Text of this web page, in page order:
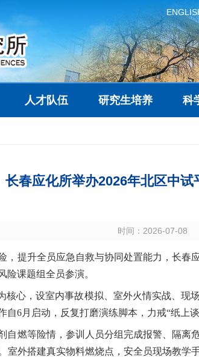
人才队伍 研究生培养 科
长春应化所举办2026年北区中试
时间：2026-07-08
，提升全员应急自救与协同处置能力，长春
险课题组全员参演。
核心，设室内事故模拟、室外火情实战、
自6月启动，反复打磨演练脚本，力戒“纸上
自燃等险情，参训人员分组完成报警、隔
室外搭建真实物料燃烧点，安全员现场教